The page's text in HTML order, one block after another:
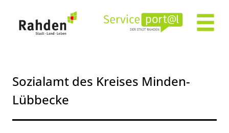
Zum Hauptinhalt springen
Sozialamt des Kreises Minden-
Lübbecke